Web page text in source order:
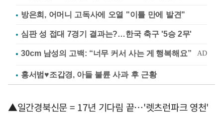
방은희, 어머니 고독사에 오열 "이틀 만에 발견"
심판 성 접대 7경기 결과는?…한국 축구 '5승 2무'
홍서범♥조갑경, 아들 불륜 사과 후 근황
▲일간경북신문 = 17년 기다림 끝…'렛츠런파크 영천'